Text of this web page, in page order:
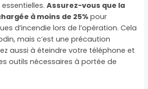
Assurez-vous que la
à moins de 25% pour
d’incendie lors de l’opération. Cela
mais c’est une précaution
aussi à éteindre votre téléphone et
outils nécessaires à portée de